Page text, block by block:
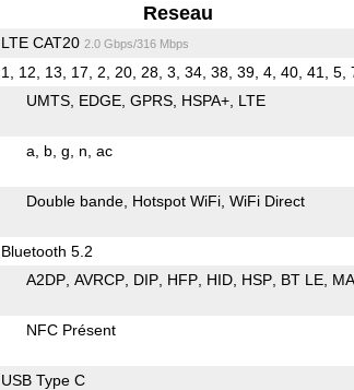
Reseau
LTE CAT20 2.0 Gbps/316 Mbps
1, 12, 13, 17, 2, 20, 28, 3, 34, 38, 39, 4, 40, 41, 5,
UMTS EDGE GPRS HSPA+ LTE
a b g n ac
Double bande Hotspot WiFi WiFi Direct
Bluetooth 5.2
A2DP AVRCP DIP HFP HID HSP BT LE
NFC Présent
USB Type C